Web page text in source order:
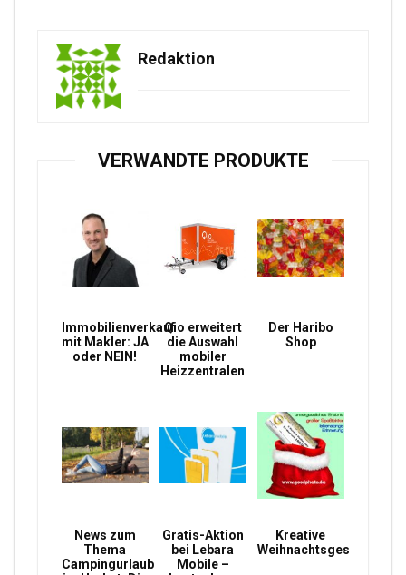
Redaktion
VERWANDTE PRODUKTE
Immobilienverkauf
mit Makler: JA
oder NEIN!
Qio erweitert
die Auswahl
mobiler
Heizzentralen
Der Haribo
Shop
News zum
Thema
Campingurlaub
Gratis-Aktion
bei Lebara
Mobile –
Kreative
Weihnachtsgeschenke